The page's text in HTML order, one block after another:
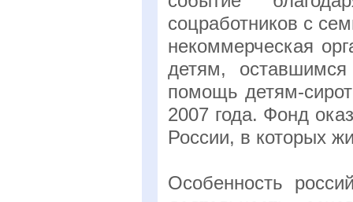
соцработников с
некоммерческая
детям,
помощь детям-
2007 года. Фонд
России, в которых
Особенность